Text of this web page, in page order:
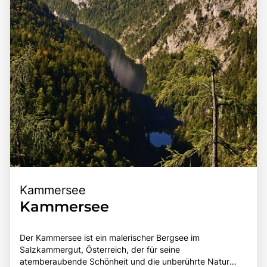
für Reisende.
alle, die die Faszination dieser einzigartigen Region
entdecken möchten.
Kammersee
Kammersee
Der Kammersee ist ein malerischer Bergsee im
Salzkammergut, Österreich, der für seine
atemberaubende Schönheit und die unberührte Natur